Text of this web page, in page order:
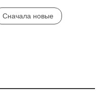
Сначала новые